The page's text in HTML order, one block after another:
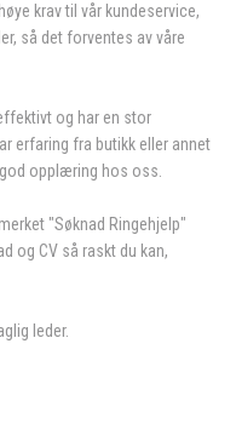
krav til vår kundeservice,
så det forventes av våre
og har en stor
erfaring fra butikk eller annet
opplæring hos oss.
"Søknad Ringehjelp"
og CV så raskt du kan,
leder.